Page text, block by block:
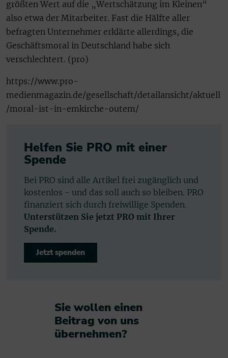
größten Wert auf die „Wertschätzung im Kleinen“
also etwa der Mitarbeiter. Fast die Hälfte aller
befragten Unternehmer erklärte allerdings, die
Geschäftsmoral in Deutschland habe sich
verschlechtert. (pro)
https://www.pro-
medienmagazin.de/gesellschaft/detailansicht/aktuell
/moral-ist-in-emkirche-outem/
Helfen Sie PRO mit einer
Spende
Bei PRO sind alle Artikel frei zugänglich und
kostenlos - und das soll auch so bleiben. PRO
finanziert sich durch freiwillige Spenden.
Unterstützen Sie jetzt PRO mit Ihrer
Spende.
Jetzt spenden
Sie wollen einen
Beitrag von uns
übernehmen?​